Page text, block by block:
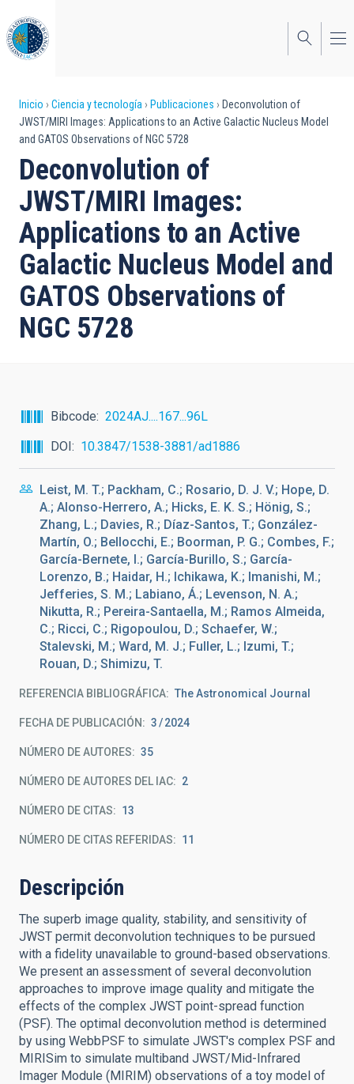
al
contenido
principal
Sobrescribir
enlaces
de
ayuda
a
la
navegación
Inicio Ciencia y tecnología Publicaciones
Deconvolution of
JWST/MIRI Images: Applications to an Active Galactic Nucleus Model
and GATOS Observations of NGC 5728
Deconvolution of
JWST/MIRI Images:
Applications to an Active
Galactic Nucleus Model and
GATOS Observations of
NGC 5728
Bibcode
2024AJ....167...96L
DOI
10.3847/1538-3881/ad1886
Leist, M. T.; Packham, C.; Rosario, D. J. V.; Hope, D.
A.; Alonso-Herrero, A.; Hicks, E. K. S.; Hönig, S.;
Zhang, L.; Davies, R.; Díaz-Santos, T.; González-
Martín, O.; Bellocchi, E.; Boorman, P. G.; Combes, F.;
García-Bernete, I.; García-Burillo, S.; García-
Lorenzo, B.; Haidar, H.; Ichikawa, K.; Imanishi, M.;
Jefferies, S. M.; Labiano, Á.; Levenson, N. A.;
Nikutta, R.; Pereira-Santaella, M.; Ramos Almeida,
C.; Ricci, C.; Rigopoulou, D.; Schaefer, W.;
Stalevski, M.; Ward, M. J.; Fuller, L.; Izumi, T.;
Rouan, D.; Shimizu, T.
REFERENCIA BIBLIOGRÁFICA The Astronomical Journal
FECHA DE PUBLICACIÓN: 3 2024
NÚMERO DE AUTORES 35
NÚMERO DE AUTORES DEL IAC 2
NÚMERO DE CITAS 13
NÚMERO DE CITAS REFERIDAS 11
Descripción
The superb image quality, stability, and sensitivity of
JWST permit deconvolution techniques to be pursued
with a fidelity unavailable to ground-based observations.
We present an assessment of several deconvolution
approaches to improve image quality and mitigate the
effects of the complex JWST point-spread function
(PSF). The optimal deconvolution method is determined
by using WebbPSF to simulate JWST's complex PSF and
MIRISim to simulate multiband JWST/Mid-Infrared
Imager Module (MIRIM) observations of a toy model of